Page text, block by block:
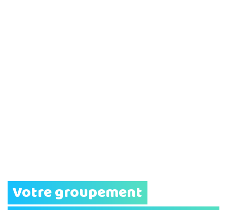
Votre groupement